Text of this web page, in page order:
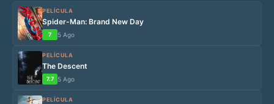
PELÍCULA
Spider-Man: Brand New Day
7 5 Ago
PELÍCULA
The Descent
7.7 5 Ago
PELÍCULA